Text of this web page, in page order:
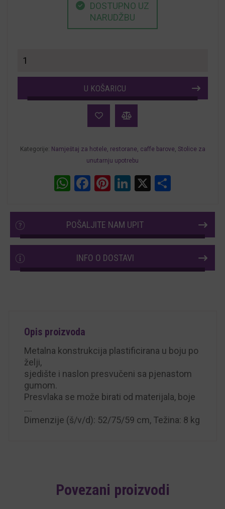
DOSTUPNO UZ
NARUDŽBU
Stolice
za
restorane
hotele
U KOŠARICU
Kategorije: Namještaj za hotele, restorane, caffe barove, Stolice za
unutarnju upotrebu
WhatsApp
Facebook
Pinterest
LinkedIn
X
POŠALJITE NAM UPIT
INFO O DOSTAVI
Opis proizvoda
Metalna konstrukcija plastificirana u boju po
želji,
sjedište i naslon presvučeni sa pjenastom
gumom.
Presvlaka se može birati od materijala, boje
….
Dimenzije (š/v/d): 52/75/59 cm, Težina: 8 kg
Povezani proizvodi